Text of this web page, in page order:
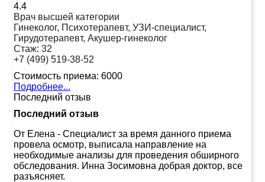
4.4
Врач высшей категории
Гинеколог, Психотерапевт, УЗИ-специалист,
Гирудотерапевт, Акушер-гинеколог
Стаж: 32
+7 (499) 519-38-52
Стоимость приема: 6000
Подробнее...
Последний отзыв
Последний отзыв
От Елена - Специалист за время данного приема
провела осмотр, выписала направление на
необходимые анализы для проведения обширного
обследования. Инна Зосимовна добрая доктор, все
разъясняет.